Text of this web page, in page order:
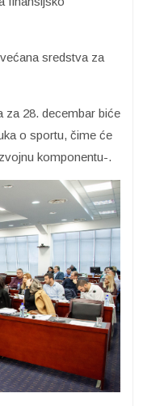
sredstva za
za 28. decembar biće
o sportu, čime će
komponentu-.